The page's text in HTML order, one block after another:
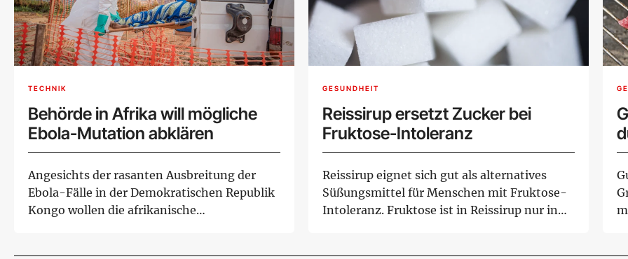
TECHNIK
Behörde in Afrika will mögliche
Ebola-Mutation abklären
Angesichts der rasanten Ausbreitung der
Ebola-Fälle in der Demokratischen Republik
Kongo wollen die afrikanische
GESUNDHEIT
Reissirup ersetzt Zucker bei
Fruktose-Intoleranz
Reissirup eignet sich gut als alternatives
Süßungsmittel für Menschen mit Fruktose-
Intoleranz. Fruktose ist in Reissirup nur in